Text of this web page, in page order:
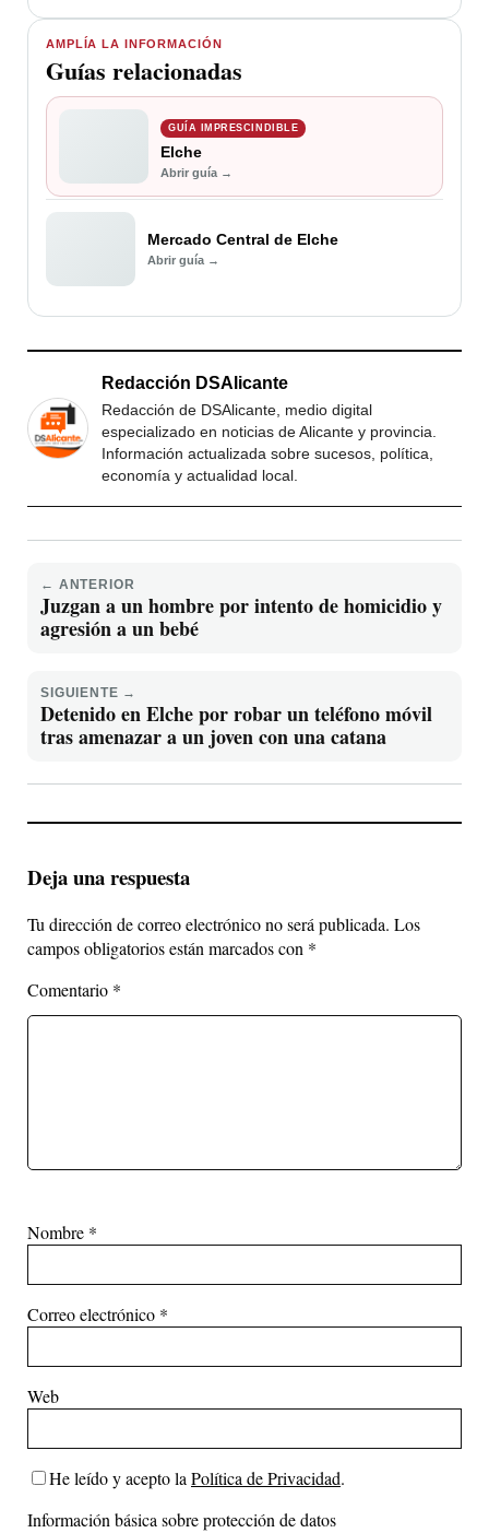
AMPLÍA LA INFORMACIÓN
Guías relacionadas
GUÍA IMPRESCINDIBLE
Elche
Abrir guía →
Mercado Central de Elche
Abrir guía →
Redacción DSAlicante
Redacción de DSAlicante, medio digital
especializado en noticias de Alicante y provincia.
Información actualizada sobre sucesos, política,
economía y actualidad local.
← ANTERIOR
Juzgan a un hombre por intento de homicidio y
agresión a un bebé
SIGUIENTE →
Detenido en Elche por robar un teléfono móvil
tras amenazar a un joven con una catana
Deja una respuesta
Tu dirección de correo electrónico no será publicada. Los
campos obligatorios están marcados con *
Comentario *
Nombre *
Correo electrónico *
Web
He leído y acepto la Política de Privacidad.
Información básica sobre protección de datos